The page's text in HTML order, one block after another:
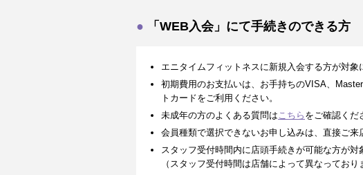
「WEB入会」にて手続きのできる方
エニタイムフィットネスに新規入会する方が対象
初期費用のお支払いは、お手持ちのVISA、
トカードをご利用ください。
未成年の方のよくある質問は こちら をご確認くだ
会員種類で選択できないお申し込みは、直接ご来
スタッフ受付時間内に店頭手続きが可能な方が対
（スタッフ受付時間は店舗によって異なっており